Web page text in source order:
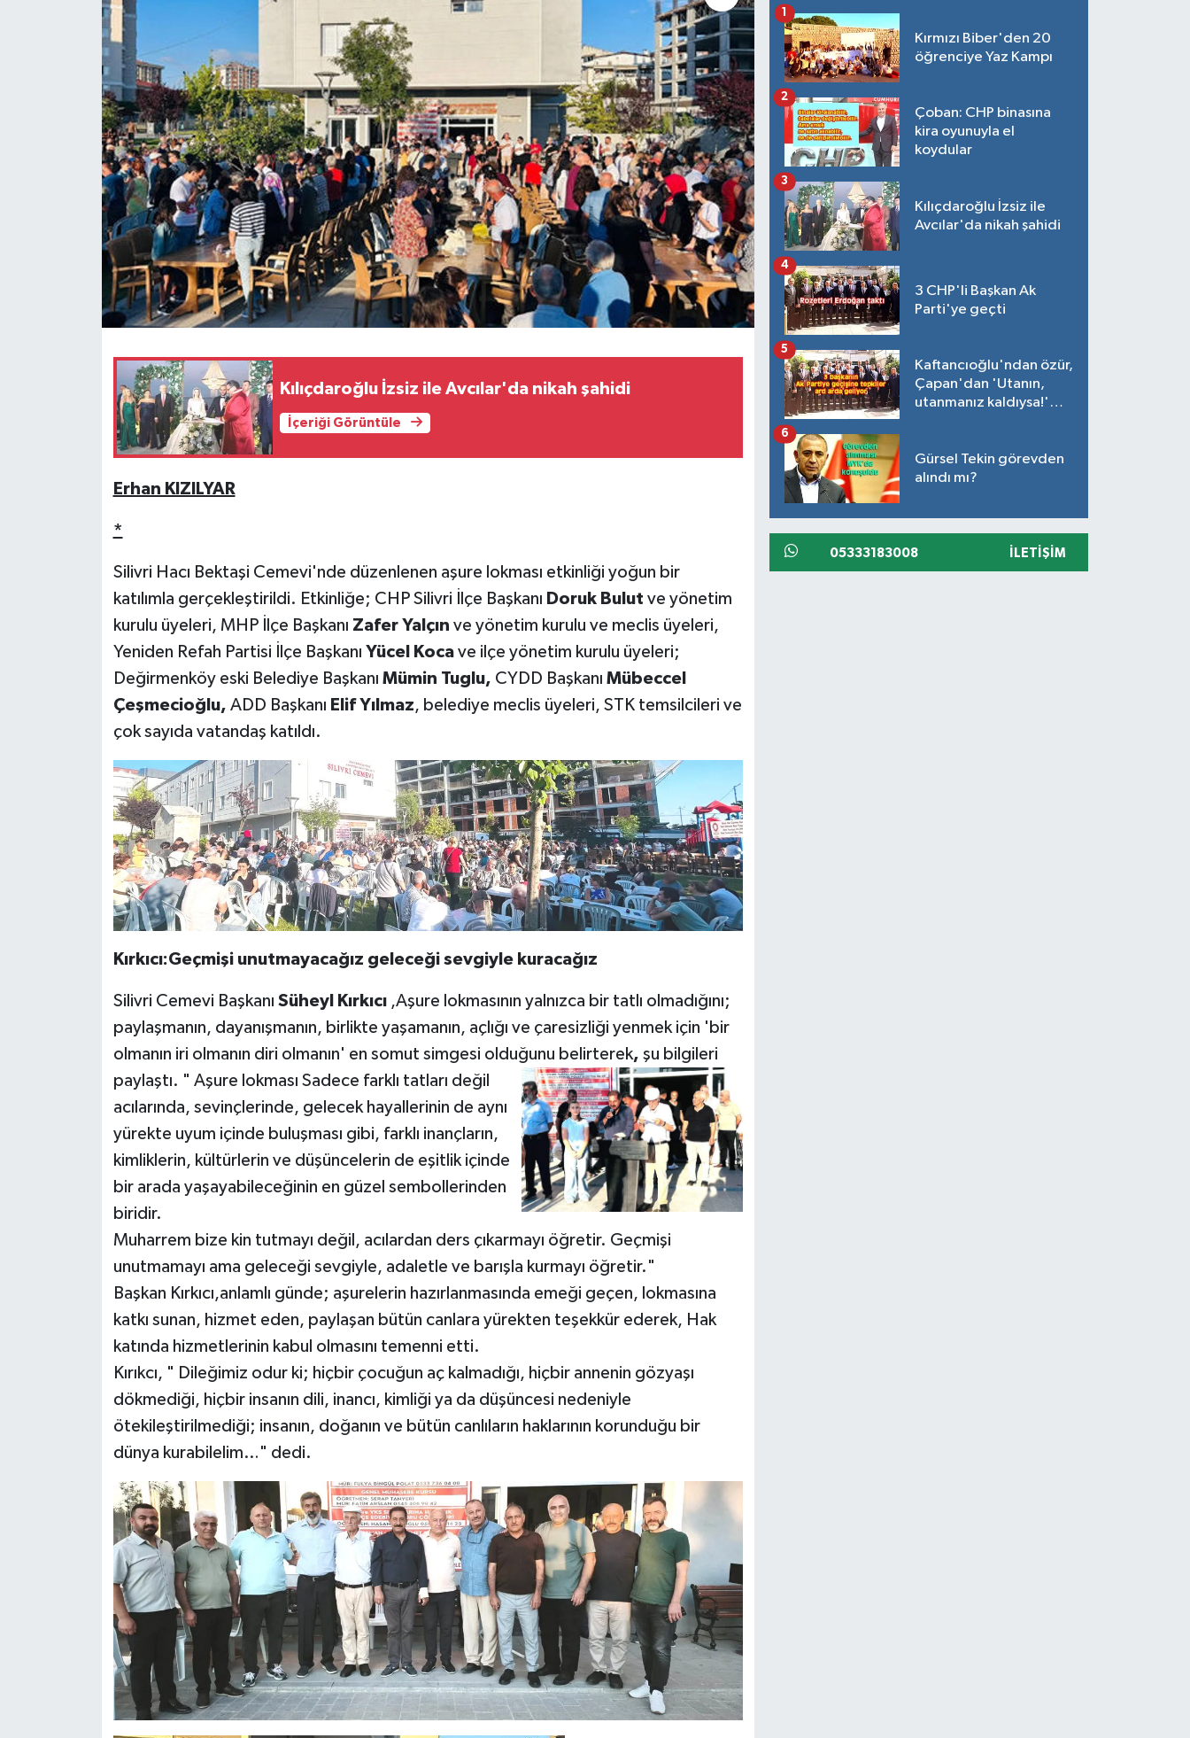
Kılıçdaroğlu İzsiz ile Avcılar'da nikah şahidi
İçeriği Görüntüle
Erhan KIZILYAR
*
Silivri Hacı Bektaşi Cemevi'nde düzenlenen aşure lokması etkinliği yoğun bir
katılımla gerçekleştirildi. Etkinliğe; CHP Silivri İlçe Başkanı Doruk Bulut ve yönetim
kurulu üyeleri, MHP İlçe Başkanı Zafer Yalçın ve yönetim kurulu ve meclis üyeleri,
Yeniden Refah Partisi İlçe Başkanı Yücel Kocave ilçe yönetim kurulu üyeleri;
Değirmenköy eski Belediye Başkanı Mümin Tuglu, CYDD Başkanı Mübeccel
Çeşmecioğlu, ADD Başkanı Elif Yılmaz, belediye meclis üyeleri, STK temsilcileri ve
çok sayıda vatandaş katıldı.
Kırkıcı:Geçmişi unutmayacağız geleceği sevgiyle kuracağız
Silivri Cemevi Başkanı Süheyl Kırkıcı,Aşure lokmasının yalnızca bir tatlı olmadığını;
paylaşmanın, dayanışmanın, birlikte yaşamanın, açlığı ve çaresizliği yenmek için 'bir
olmanın iri olmanın diri olmanın' en somut simgesi olduğunu belirterek, şu bilgileri
paylaştı. " Aşure lokması Sadece farklı tatları değil
acılarında, sevinçlerinde, gelecek hayallerinin de aynı
yürekte uyum içinde buluşması gibi, farklı inançların,
kimliklerin, kültürlerin ve düşüncelerin de eşitlik içinde
bir arada yaşayabileceğinin en güzel sembollerinden
biridir.
Muharrem bize kin tutmayı değil, acılardan ders çıkarmayı öğretir. Geçmişi
unutmamayı ama geleceği sevgiyle, adaletle ve barışla kurmayı öğretir."
Başkan Kırkıcı,anlamlı günde; aşurelerin hazırlanmasında emeği geçen, lokmasına
katkı sunan, hizmet eden, paylaşan bütün canlara yürekten teşekkür ederek, Hak
katında hizmetlerinin kabul olmasını temenni etti.
Kırıkcı, " Dileğimiz odur ki; hiçbir çocuğun aç kalmadığı, hiçbir annenin gözyaşı
dökmediği, hiçbir insanın dili, inancı, kimliği ya da düşüncesi nedeniyle
ötekileştirilmediği; insanın, doğanın ve bütün canlıların haklarının korunduğu bir
dünya kurabilelim…" dedi.
Kırmızı Biber'den 20
öğrenciye Yaz Kampı
1
Çoban: CHP binasına
kira oyunuyla el
koydular
2
Kılıçdaroğlu İzsiz ile
Avcılar'da nikah şahidi
3
3 CHP'li Başkan Ak
Parti'ye geçti
4
Kaftancıoğlu'ndan özür,
Çapan'dan 'Utanın,
utanmanız kaldıysa!'
5
Gürsel Tekin görevden
alındı mı?
6
05333183008 İLETIŞIM